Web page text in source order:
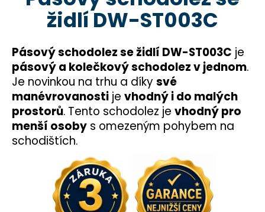
hvězdiček.
židlí DW-ST003C
Pásový schodolez se židlí DW-ST003C je
pásový a kolečkový schodolez v jednom.
Je novinkou na trhu a díky své
manévrovanosti je vhodný i do malých
prostorů. Tento schodolez je vhodný pro
menší osoby s omezeným pohybem na
schodištích.
í
t
?